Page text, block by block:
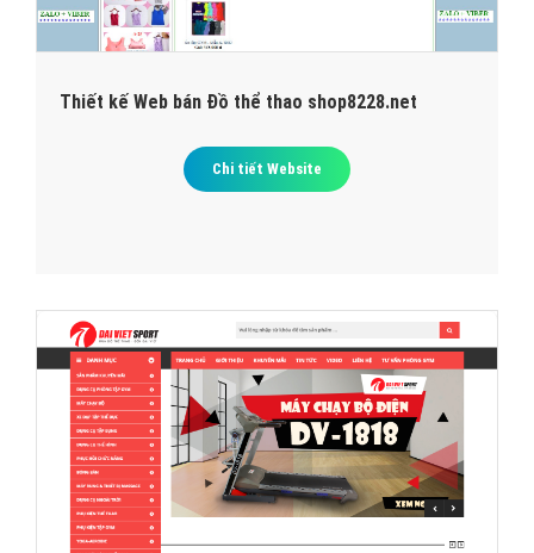
Thiết kế Web bán Đồ thể thao shop8228.net
Chi tiết Website